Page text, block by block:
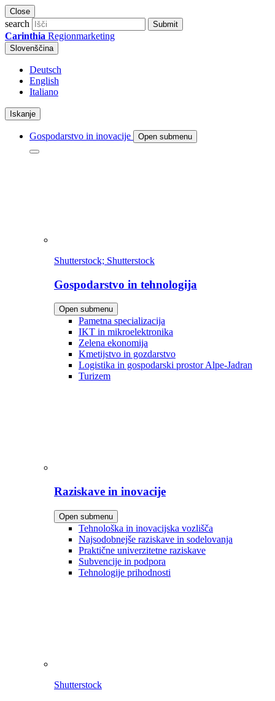
Close
search Submit
Carinthia Regionmarketing
Slovenščina
Deutsch
English
Italiano
Iskanje
Gospodarstvo in inovacije Open submenu
Shutterstock; Shutterstock
Gospodarstvo in tehnologija
Open submenu
Pametna specializacija
IKT in mikroelektronika
Zelena ekonomija
Kmetijstvo in gozdarstvo
Logistika in gospodarski prostor Alpe-Jadran
Turizem
Raziskave in inovacije
Open submenu
Tehnološka in inovacijska vozlišča
Najsodobnejše raziskave in sodelovanja
Praktične univerzitetne raziskave
Subvencije in podpora
Tehnologije prihodnosti
Shutterstock